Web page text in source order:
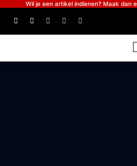
Wil je een artikel indienen? Maak dan